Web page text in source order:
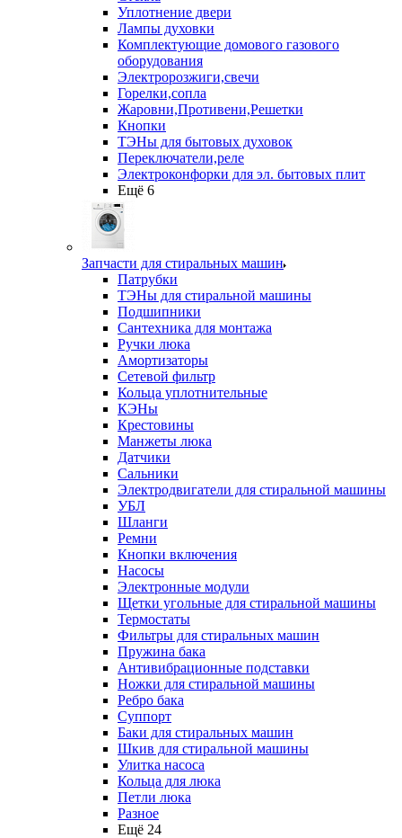
Уплотнение двери
Лампы духовки
Комплектующие домового газового
оборудования
Электророзжиги,свечи
Горелки,сопла
Жаровни,Противени,Решетки
Кнопки
ТЭНы для бытовых духовок
Переключатели,реле
Электроконфорки для эл. бытовых плит
Ещё 6
Запчасти для стиральных машин
Патрубки
ТЭНы для стиральной машины
Подшипники
Сантехника для монтажа
Ручки люка
Амортизаторы
Сетевой фильтр
Кольца уплотнительные
КЭНы
Крестовины
Манжеты люка
Датчики
Сальники
Электродвигатели для стиральной машины
УБЛ
Шланги
Ремни
Кнопки включения
Насосы
Электронные модули
Щетки угольные для стиральной машины
Термостаты
Фильтры для стиральных машин
Пружина бака
Антивибрационные подставки
Ножки для стиральной машины
Ребро бака
Суппорт
Баки для стиральных машин
Шкив для стиральной машины
Улитка насоса
Кольца для люка
Петли люка
Разное
Ещё 24